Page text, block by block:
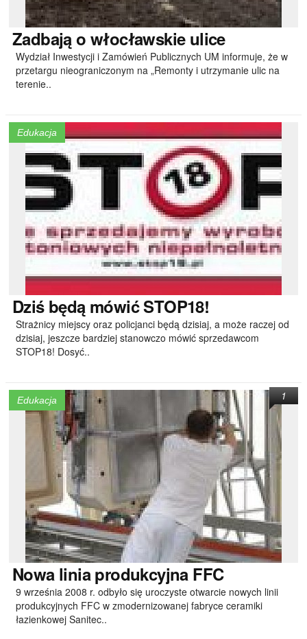
Zadbająo włocławskie ulice
Wydział Inwestycji i Zamówień Publicznych UM informuje, że w
przetargu nieograniczonym na „Remonty i utrzymanie ulic na
terenie..
Edukacja
Dziśbędą mówić STOP18!
Strażnicy miejscy oraz policjanci będą dzisiaj, a może raczej od
dzisiaj, jeszcze bardziej stanowczo mówić sprzedawcom
STOP18! Dosyć..
Edukacja
Nowalinia produkcyjna FFC
9 września 2008 r. odbyło się uroczyste otwarcie nowych linii
produkcyjnych FFC w zmodernizowanej fabryce ceramiki
łazienkowej Sanitec..
1